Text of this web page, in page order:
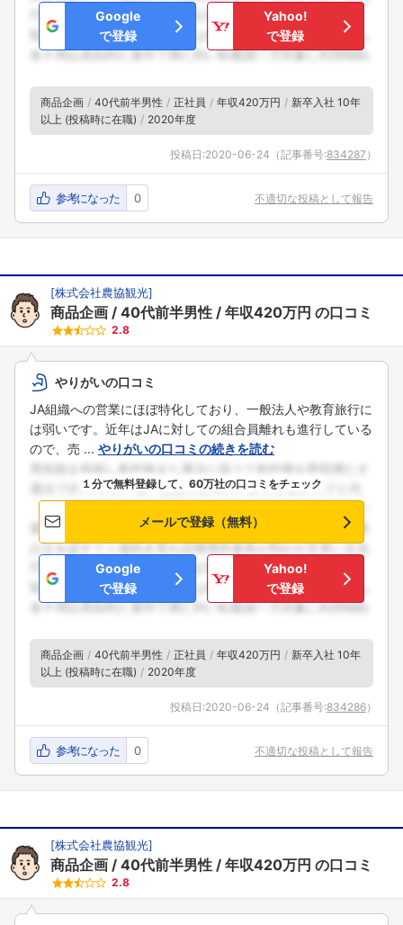
Google
で登録
Yahoo!
で登録
商品企画 40代前半男性 正社員 年収420万円
新卒入社 10年
以上 (投稿時に在職)
2020年度
投稿日:2020-06-24 （記事番号:834287 ）
参考になった 0 不適切な投稿として報告
[株式会社農協観光]
商品企画 40代前半男性 年収420万円 の口コミ
2.8
やりがいの口コミ
JA組織への営業にほぼ特化しており、一般法人や教育旅行に
は弱いです。近年はJAに対しての組合員離れも進行している
ので、売 ... やりがいの口コミの続きを読む
１分で無料登録して、60万社の口コミをチェック
メールで登録（無料）
Google
で登録
Yahoo!
で登録
商品企画 40代前半男性 正社員 年収420万円
新卒入社 10年
以上 (投稿時に在職)
2020年度
投稿日:2020-06-24 （記事番号:834286）
参考になった 0 不適切な投稿として報告
[株式会社農協観光]
商品企画 40代前半男性 年収420万円 の口コミ
2.8